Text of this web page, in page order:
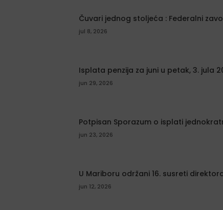
Čuvari jednog stoljeća : Federalni
jul 8, 2026
Isplata penzija za juni u petak, 3. jula
jun 29, 2026
Potpisan Sporazum o isplati
jun 23, 2026
U Mariboru održani 16. susreti
jun 12, 2026